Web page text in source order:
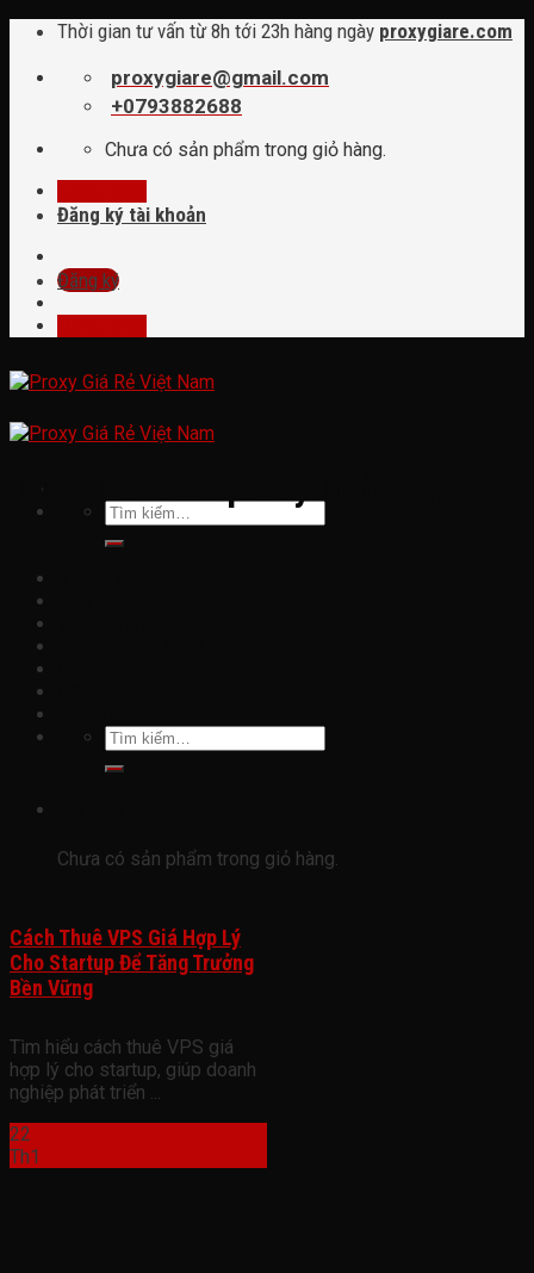
Skip
content
Thời gian tư vấn từ 8h tới 23h hàng ngày proxygiare.com
proxygiare@gmail.com
+0793882688
Chưa có sản phẩm trong giỏ hàng.
Đăng ký tài khoản
Đăng ký
Tìm
kiếm:
Tìm
kiếm:
Chưa có sản phẩm trong giỏ hàng.
Tag Archives:
Cách Thuê VPS Giá Hợp Lý
Cho Startup Để Tăng Trưởng
Bền Vững
Tìm hiểu cách thuê VPS giá
hợp lý cho startup, giúp doanh
nghiệp phát triển ...
22
Th1